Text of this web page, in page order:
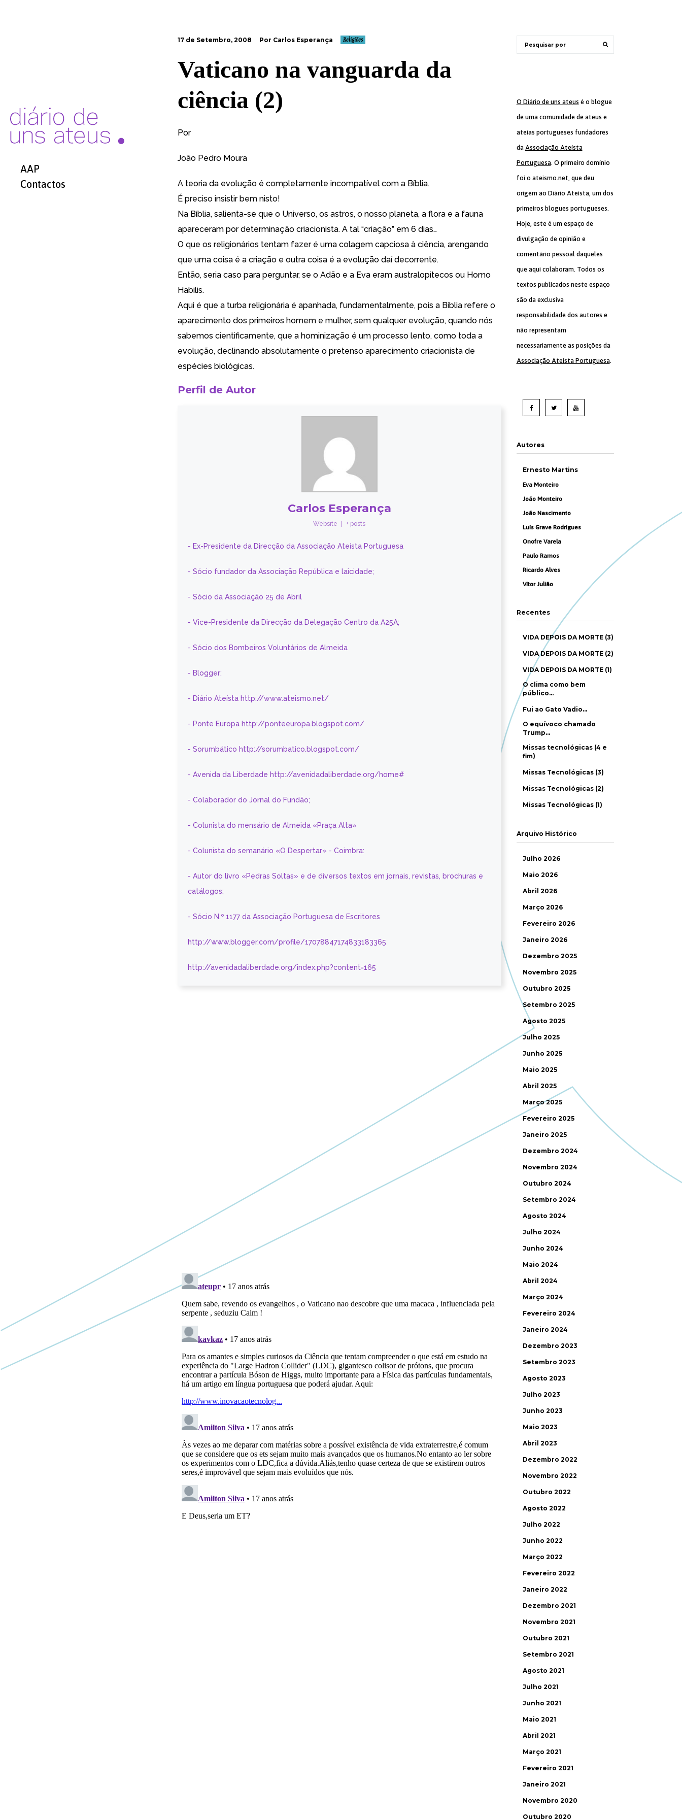
AAP
Contactos
17 de Setembro, 2008 Por Carlos Esperança Religiões
Vaticano na vanguarda da
ciência (2)
Por
João Pedro Moura
A teoria da evolução é completamente incompatível com a Bíblia.
É preciso insistir bem nisto!
Na Bíblia, salienta-se que o Universo, os astros, o nosso planeta, a flora e a fauna
apareceram por determinação criacionista. A tal “criação” em 6 dias…
O que os religionários tentam fazer é uma colagem capciosa à ciência, arengando
que uma coisa é a criação e outra coisa é a evolução daí decorrente.
Então, seria caso para perguntar, se o Adão e a Eva eram australopitecos ou Homo
Habilis.
Aqui é que a turba religionária é apanhada, fundamentalmente, pois a Bíblia refere o
aparecimento dos primeiros homem e mulher, sem qualquer evolução, quando nós
sabemos cientificamente, que a hominização é um processo lento, como toda a
evolução, declinando absolutamente o pretenso aparecimento criacionista de
espécies biológicas.
Perfil de Autor
Carlos Esperança
Website + posts
- Ex-Presidente da Direcção da Associação Ateísta Portuguesa
- Sócio fundador da Associação República e laicidade;
- Sócio da Associação 25 de Abril
- Vice-Presidente da Direcção da Delegação Centro da A25A;
- Sócio dos Bombeiros Voluntários de Almeida
- Blogger:
- Diário Ateísta http://www.ateismo.net/
- Ponte Europa http://ponteeuropa.blogspot.com/
- Sorumbático http://sorumbatico.blogspot.com/
- Avenida da Liberdade http://avenidadaliberdade.org/home#
- Colaborador do Jornal do Fundão;
- Colunista do mensário de Almeida «Praça Alta»
- Colunista do semanário «O Despertar» - Coimbra:
- Autor do livro «Pedras Soltas» e de diversos textos em jornais, revistas, brochuras e
catálogos;
- Sócio N.º 1177 da Associação Portuguesa de Escritores
http://www.blogger.com/profile/17078847174833183365
http://avenidadaliberdade.org/index.php?content=165
O Diário de uns ateus é o blogue
de uma comunidade de ateus e
ateias portugueses fundadores
da Associação Ateísta
Portuguesa. O primeiro domínio
foi o ateismo.net, que deu
origem ao Diário Ateísta, um dos
primeiros blogues portugueses.
Hoje, este é um espaço de
divulgação de opinião e
comentário pessoal daqueles
que aqui colaboram. Todos os
textos publicados neste espaço
são da exclusiva
responsabilidade dos autores e
não representam
necessariamente as posições da
Associação Ateísta Portuguesa.
Autores
Ernesto Martins
Eva Monteiro
João Monteiro
João Nascimento
Luís Grave Rodrigues
Onofre Varela
Paulo Ramos
Ricardo Alves
Vítor Julião
Recentes
VIDA DEPOIS DA MORTE (3)
VIDA DEPOIS DA MORTE (2)
VIDA DEPOIS DA MORTE (1)
O clima como bem
público…
Fui ao Gato Vadio…
O equívoco chamado
Trump…
Missas tecnológicas (4 e
fim)
Missas Tecnológicas (3)
Missas Tecnológicas (2)
Missas Tecnológicas (1)
Arquivo Histórico
Julho 2026
Maio 2026
Abril 2026
Março 2026
Fevereiro 2026
Janeiro 2026
Dezembro 2025
Novembro 2025
Outubro 2025
Setembro 2025
Agosto 2025
Julho 2025
Junho 2025
Maio 2025
Abril 2025
Março 2025
Fevereiro 2025
Janeiro 2025
Dezembro 2024
Novembro 2024
Outubro 2024
Setembro 2024
Agosto 2024
Julho 2024
Junho 2024
Maio 2024
Abril 2024
Março 2024
Fevereiro 2024
Janeiro 2024
Dezembro 2023
Setembro 2023
Agosto 2023
Julho 2023
Junho 2023
Maio 2023
Abril 2023
Dezembro 2022
Novembro 2022
Outubro 2022
Agosto 2022
Julho 2022
Junho 2022
Março 2022
Fevereiro 2022
Janeiro 2022
Dezembro 2021
Novembro 2021
Outubro 2021
Setembro 2021
Agosto 2021
Julho 2021
Junho 2021
Maio 2021
Abril 2021
Março 2021
Fevereiro 2021
Janeiro 2021
Novembro 2020
Outubro 2020